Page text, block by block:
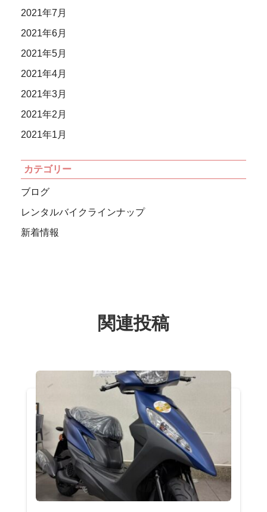
2021年7月
2021年6月
2021年5月
2021年4月
2021年3月
2021年2月
2021年1月
カテゴリー
ブログ
レンタルバイクラインナップ
新着情報
関連投稿